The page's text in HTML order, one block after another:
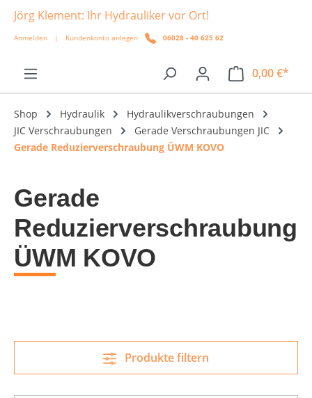
springen
Jörg Klement: Ihr Hydrauliker vor Ort!
Anmelden | Kundenkonto anlegen 06028 - 40 625 62
0,00 €*
Shop Hydraulik
Hydraulikverschraubungen
JIC Verschraubungen
Gerade Verschraubungen JIC
Gerade Reduzierverschraubung ÜWM KOVO
Gerade
Reduzierverschraubung
ÜWM KOVO
Produkte filtern